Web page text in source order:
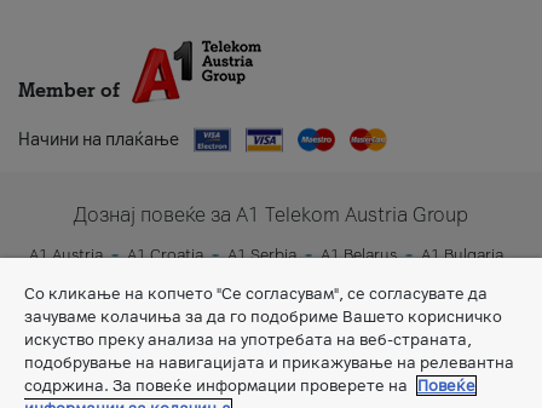
Member of
Начини на плаќање
Дознај повеќе за A1 Telekom Austria Group
A1 Austria A1 Croatia A1 Serbia A1 Belarus
A1 Bulgaria
Со кликање на копчето "Се согласувам", се согласувате да
зачуваме колачиња за да го подобриме Вашето корисничко
искуство преку анализа на употребата на веб-страната,
подобрување на навигацијата и прикажување на релевантна
содржина. За повеќе информации проверете на
Повеќе